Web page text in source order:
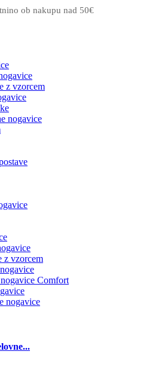
ob nakupu nad 50€
z vzorcem
nogavice
z vzorcem
Comfort
nogavice